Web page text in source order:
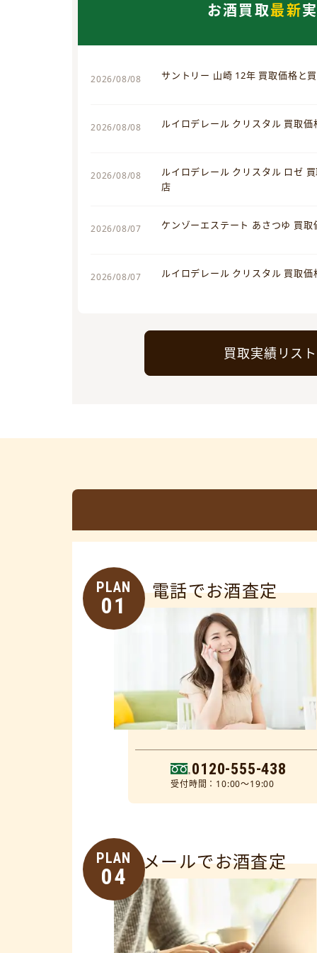
お酒買取最新
2026/08/08 サントリー 山崎 12年 買取価格と
2026/08/08 ルイロデレール クリスタル 買取
2026/08/08
ルイロデレール クリスタル ロゼ
店
2026/08/07 ケンゾーエステート あさつゆ 買
2026/08/07 ルイロデレール クリスタル 買取
買取実績リスト
PLAN
01
電話でお酒査定
0120-555-438
受付時間：10:00～19:00
PLAN
04
メールでお酒査定